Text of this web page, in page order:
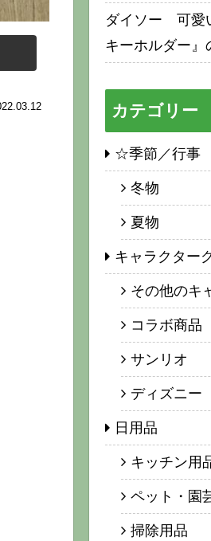
ダイソー 可愛
キーホルダー』
カテゴリー
☆季節／行事
冬物
夏物
キャラクター
その他のキ
コラボ商品
サンリオ
ディズニー
日用品
キッチン用
ペット・園
掃除用品